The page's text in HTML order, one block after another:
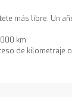
más libre. Un
km
de kilometraje